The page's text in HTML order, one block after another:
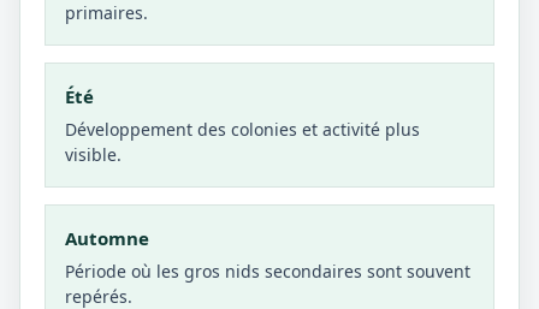
primaires.
Été
Développement des colonies et activité plus
visible.
Automne
Période où les gros nids secondaires sont souvent
repérés.